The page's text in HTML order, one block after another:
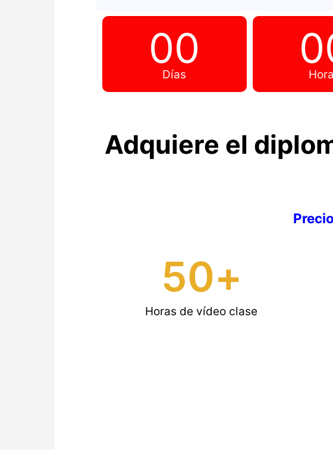
00
Días
Adquiere el
Horas de vídeo clase
50+